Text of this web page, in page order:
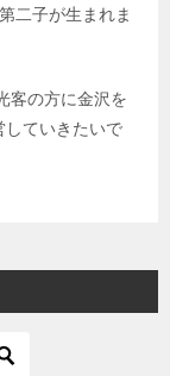
二子が生まれま
客の方に金沢を
していきたいで